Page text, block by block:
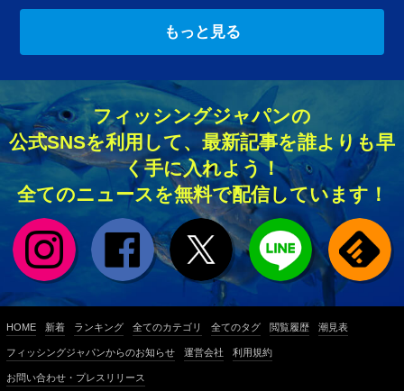
もっと見る
フィッシングジャパンの
公式SNSを利用して、最新記事を誰よりも早
く手に入れよう！
全てのニュースを無料で配信しています！
HOME 新着 ランキング 全てのカテゴリ 全てのタグ 閲覧履歴 潮見表
フィッシングジャパンからのお知らせ 運営会社 利用規約
お問い合わせ・プレスリリース